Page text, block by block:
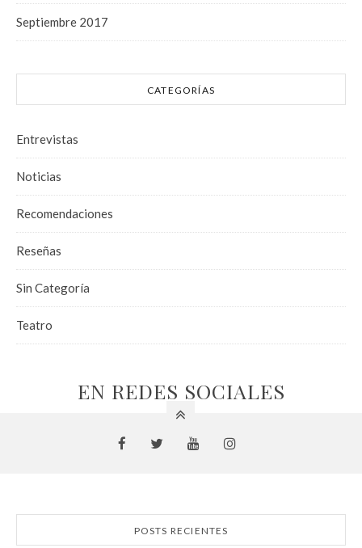
Septiembre 2017
CATEGORÍAS
Entrevistas
Noticias
Recomendaciones
Reseñas
Sin Categoría
Teatro
EN REDES SOCIALES
POSTS RECIENTES